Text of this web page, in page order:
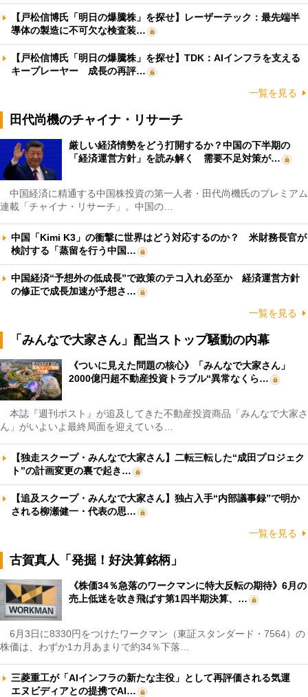
【戸松信博氏「明日の爆騰株」を探せ】レーザーテック：最先端半
導体の製造に不可欠な検査装…
【戸松信博氏「明日の爆騰株」を探せ】TDK：AIインフラを支える
キープレーヤー 成長の再評…
一覧を見る
田代尚機のチャイナ・リサーチ
厳しい経済情勢をどう打開するか？中国の下半期の
「経済運営方針」を読み解く 需要不足対策が…
中国経済に精通する中国株投資の第一人者・田代尚機氏のプレミアム
連載「チャイナ・リサーチ」。中国の…
中国「Kimi K3」の衝撃に世界はどう対応するのか？ 米財務長官が
検討する「蒸留を行う中国…
中国経済“予想外の低成長”で政策のテコ入れ必至か 経済運営方針
の修正で成長加速が予想さ…
一覧を見る
「みんなで大家さん」配当ストップ騒動の内幕
《ついに見えた問題の核心》「みんなで大家さん」
2000億円超不動産投資トラブル“異常なくら…
本誌『週刊ポスト』が追及してきた不動産投資商品「みんなで大家さ
ん」がいよいよ最終局面を迎えている…
【独走スクープ・みんなで大家さん】二転三転した“成田プロジェク
ト”の計画変更の裏で起き…
【追及スクープ・みんなで大家さん】独占入手“内部議事録”で明か
される柳瀬健一・代表の思…
一覧を見る
古賀真人「発掘！好決算銘柄」
《株価34％急落のワークマンに特大反転の期待》6月の
売上低迷を吹き飛ばす第1四半期決算、…
6月3日に8330円をつけたワークマン（東証スタンダード・7564）の
株価は、わずか1カ月あまりで約34％下落…
三菱重工が「AIインフラの新たな主役」として再評価される気運
エヌビディアとの提携でAI…